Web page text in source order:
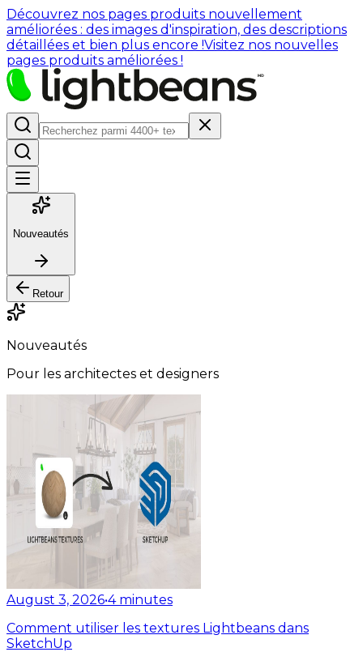
Découvrez nos pages produits nouvellement
améliorées : des images d'inspiration, des descriptions
détaillées et bien plus encore !Visitez nos nouvelles
pages produits améliorées !
Nouveautés
Retour
Nouveautés
Pour les architectes et designers
August 3, 2026•4 minutes
Comment utiliser les textures Lightbeans dans
SketchUp